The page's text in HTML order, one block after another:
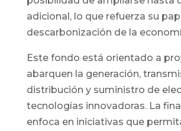
adicional, lo que refuerza su
descarbonización de la
Este fondo está orientado a
abarquen la generación,
distribución y suministro de
tecnologías innovadoras. La
enfoca en iniciativas que